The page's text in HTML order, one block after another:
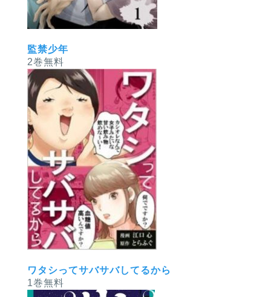
監禁少年
2巻無料
ワタシってサバサバしてるから
1巻無料